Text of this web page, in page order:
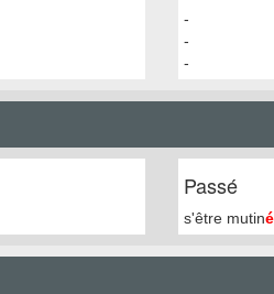
-
-
-
Passé
s'être mutiné